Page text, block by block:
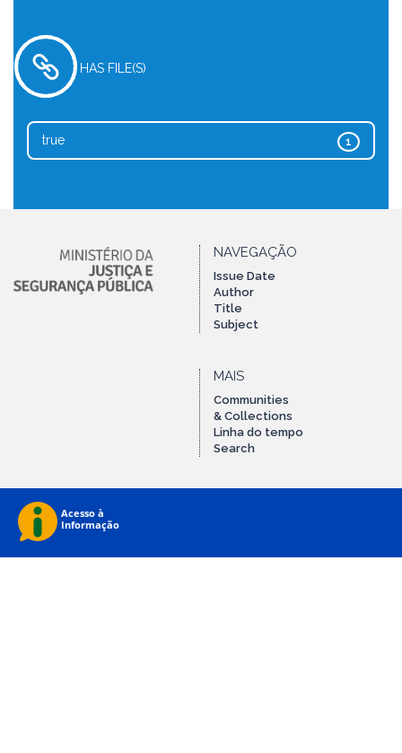
HAS FILE(S)
1
true
NAVEGAÇÃO
Issue Date
Author
Title
Subject
MAIS
Communities
& Collections
Linha do tempo
Search